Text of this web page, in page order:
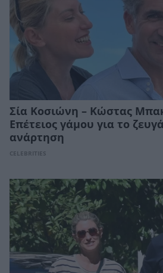
Σία Κοσιώνη – Κώστας
Επέτειος γάμου για το
ανάρτηση
CELEBRITIES